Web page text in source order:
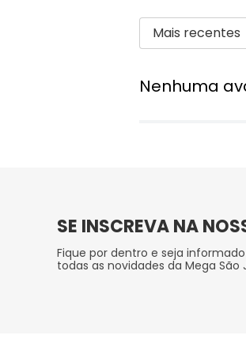
Mais recentes
Nenhuma
SE INSCREVA NA
Fique por dentro e seja
todas as novidades da Mega São